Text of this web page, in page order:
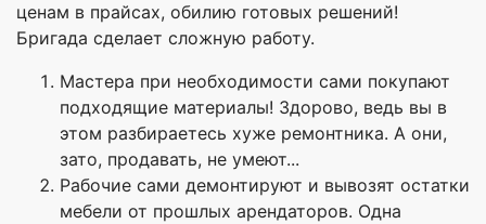
ценам в прайсах, обилию готовых решений!
Бригада сделает сложную работу.
Мастера при необходимости сами покупают
подходящие материалы! Здорово, ведь вы в
этом разбираетесь хуже ремонтника. А они,
зато, продавать, не умеют...
Рабочие сами демонтируют и вывозят остатки
мебели от прошлых арендаторов. Одна